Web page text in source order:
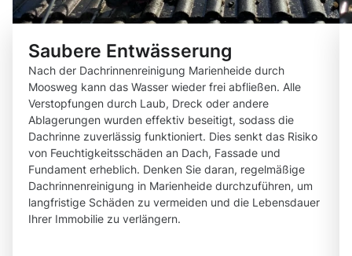
Saubere Entwässerung
Nach der Dachrinnenreinigung Marienheide durch
Moosweg kann das Wasser wieder frei abfließen. Alle
Verstopfungen durch Laub, Dreck oder andere
Ablagerungen wurden effektiv beseitigt, sodass die
Dachrinne zuverlässig funktioniert. Dies senkt das Risiko
von Feuchtigkeitsschäden an Dach, Fassade und
Fundament erheblich. Denken Sie daran, regelmäßige
Dachrinnenreinigung in Marienheide durchzuführen, um
langfristige Schäden zu vermeiden und die Lebensdauer
Ihrer Immobilie zu verlängern.